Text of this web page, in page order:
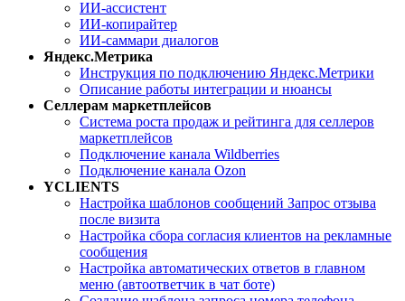
ИИ-ассистент
ИИ-копирайтер
ИИ-саммари диалогов
Яндекс.Метрика
Инструкция по подключению Яндекс.Метрики
Описание работы интеграции и нюансы
Селлерам маркетплейсов
Система роста продаж и рейтинга для селлеров
маркетплейсов
Подключение канала Wildberries
Подключение канала Ozon
YCLIENTS
Настройка шаблонов сообщений Запрос отзыва
после визита
Настройка сбора согласия клиентов на рекламные
сообщения
Настройка автоматических ответов в главном
меню (автоответчик в чат боте)